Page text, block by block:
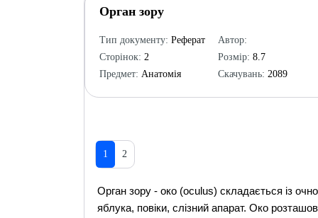
Орган зору
Тип документу: Реферат
Сторінок: 2
Предмет: Анатомія
Автор:
Розмір: 8.7
Скачувань: 2089
1 2
Орган зору - око (oculus) складається із
яблука, повіки, слізний апарат. Око